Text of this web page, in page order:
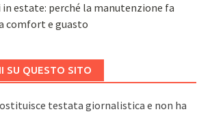
estate: perché la manutenzione fa
comfort e guasto
SU QUESTO SITO
testata giornalistica e non ha